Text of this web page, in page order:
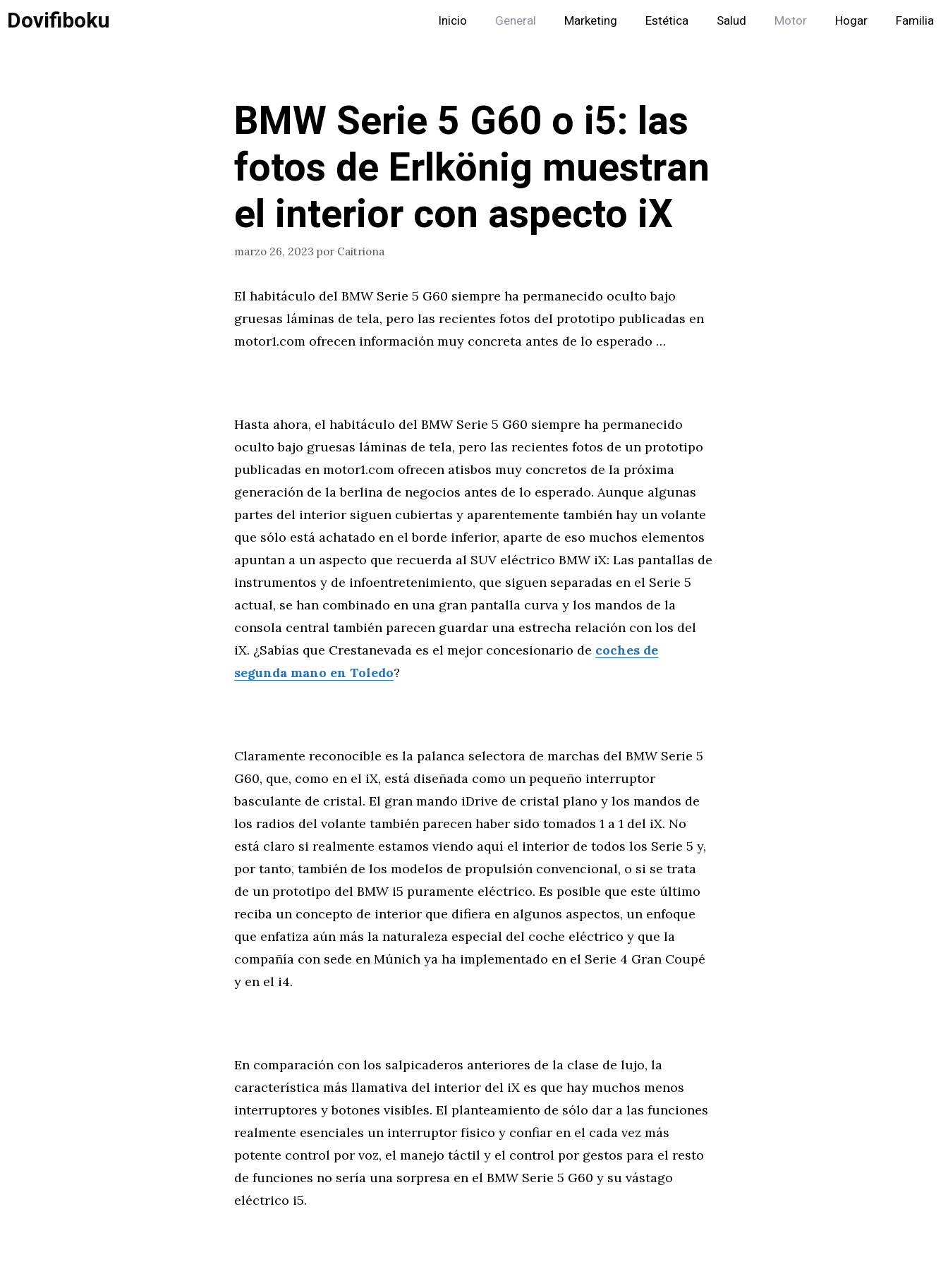
Saltar
alDovifiboku Inicio General Marketing Estética Salud Motor Hogar Familia
BMW Serie 5 G60 o i5: las
fotos de Erlkönig muestran
el interior con aspecto iX
marzo 26, 2023 por Caitriona
El habitáculo del BMW Serie 5 G60 siempre ha permanecido oculto bajo
gruesas láminas de tela, pero las recientes fotos del prototipo publicadas en
motor1.com ofrecen información muy concreta antes de lo esperado …
Hasta ahora, el habitáculo del BMW Serie 5 G60 siempre ha permanecido
oculto bajo gruesas láminas de tela, pero las recientes fotos de un prototipo
publicadas en motor1.com ofrecen atisbos muy concretos de la próxima
generación de la berlina de negocios antes de lo esperado. Aunque algunas
partes del interior siguen cubiertas y aparentemente también hay un volante
que sólo está achatado en el borde inferior, aparte de eso muchos elementos
apuntan a un aspecto que recuerda al SUV eléctrico BMW iX: Las pantallas de
instrumentos y de infoentretenimiento, que siguen separadas en el Serie 5
actual, se han combinado en una gran pantalla curva y los mandos de la
consola central también parecen guardar una estrecha relación con los del
iX. ¿Sabías que Crestanevada es el mejor concesionario de coches de
segunda mano en Toledo?
Claramente reconocible es la palanca selectora de marchas del BMW Serie 5
G60, que, como en el iX, está diseñada como un pequeño interruptor
basculante de cristal. El gran mando iDrive de cristal plano y los mandos de
los radios del volante también parecen haber sido tomados 1 a 1 del iX. No
está claro si realmente estamos viendo aquí el interior de todos los Serie 5 y,
por tanto, también de los modelos de propulsión convencional, o si se trata
de un prototipo del BMW i5 puramente eléctrico. Es posible que este último
reciba un concepto de interior que difiera en algunos aspectos, un enfoque
que enfatiza aún más la naturaleza especial del coche eléctrico y que la
compañía con sede en Múnich ya ha implementado en el Serie 4 Gran Coupé
y en el i4.
En comparación con los salpicaderos anteriores de la clase de lujo, la
característica más llamativa del interior del iX es que hay muchos menos
interruptores y botones visibles. El planteamiento de sólo dar a las funciones
realmente esenciales un interruptor físico y confiar en el cada vez más
potente control por voz, el manejo táctil y el control por gestos para el resto
de funciones no sería una sorpresa en el BMW Serie 5 G60 y su vástago
eléctrico i5.